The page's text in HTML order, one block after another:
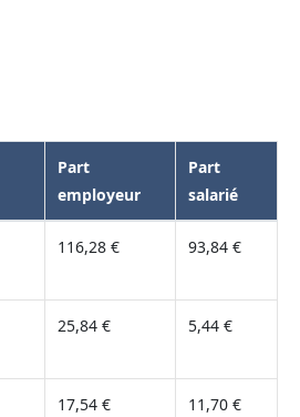
Part
employeur
Part
salarié
116,28 € 93,84 €
25,84 € 5,44 €
17,54 € 11,70 €